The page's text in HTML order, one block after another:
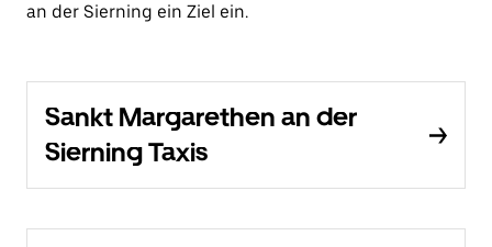
an der Sierning ein Ziel ein.
Sankt Margarethen an der
Sierning Taxis